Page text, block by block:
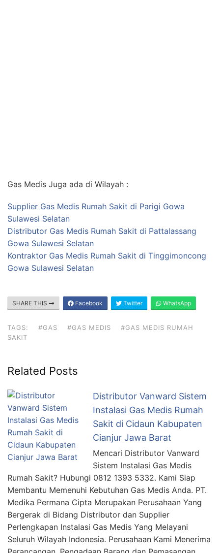
Gas Medis Juga ada di Wilayah :
Supplier Gas Medis Rumah Sakit di Parigi Gowa
Sulawesi Selatan
Distributor Gas Medis Rumah Sakit di Pattalassang
Gowa Sulawesi Selatan
Kontraktor Gas Medis Rumah Sakit di Tinggimoncong
Gowa Sulawesi Selatan
SHARE THIS Facebook Twitter WhatsApp
TAGS: #GAS #GAS MEDIS
#GAS MEDIS RUMAH
SAKIT
Related Posts
Distributor Vanward Sistem
Instalasi Gas Medis Rumah
Sakit di Cidaun Kabupaten
Cianjur Jawa Barat
Mencari Distributor Vanward
Sistem Instalasi Gas Medis
Rumah Sakit? Hubungi 0812 1393 5332. Kami Siap
Membantu Memenuhi Kebutuhan Gas Medis Anda. PT.
Medika Permana Cipta Merupakan Perusahaan Yang
Bergerak di Bidang Distributor dan Supplier
Perlengkapan Instalasi Gas Medis Yang Melayani
Seluruh Wilayah Indonesia. Perusahaan Kami Menerima